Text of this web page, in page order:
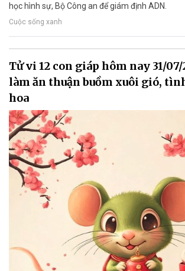
học hình sự, Bộ Công an để giám định ADN.
Cuộc sống xanh
Tử vi 12 con giáp hôm nay 31/
làm ăn thuận buồm xuôi gió,
hoa